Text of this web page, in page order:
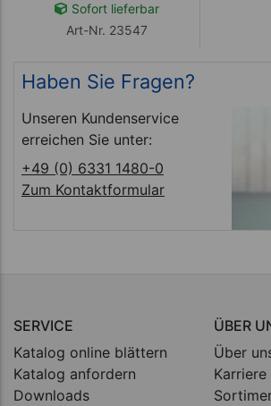
Sofort lieferbar
Art-Nr. 23547
Haben Sie Fragen?
Unseren Kundenservice
erreichen Sie unter:
+49 (0) 6331 1480-0
Zum Kontaktformular
SERVICE
Katalog online blättern
Katalog anfordern
Downloads
ÜBER
Über
Karriere